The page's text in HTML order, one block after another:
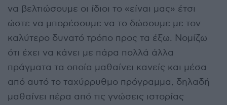
να βελτιώσουμε οι ίδιοι το «είναι μας» έτσι
ώστε να μπορέσουμε να το δώσουμε με τον
καλύτερο δυνατό τρόπο προς τα έξω. Νομίζω
ότι έχει να κάνει με πάρα πολλά άλλα
πράγματα τα οποία μαθαίνει κανείς και μέσα
από αυτό το ταχύρρυθμο πρόγραμμα, δηλαδή
μαθαίνει πέρα από τις γνώσεις ιστορίας